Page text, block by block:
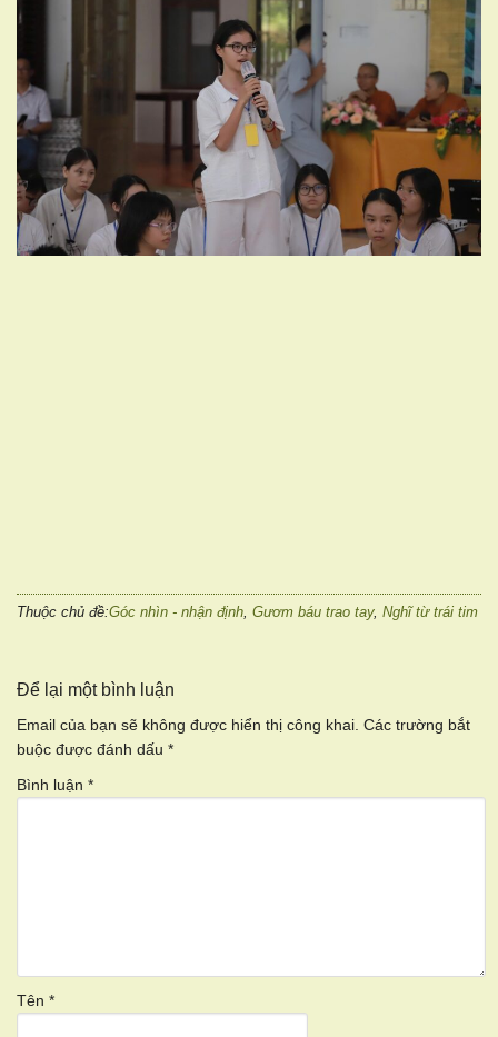
Thuộc chủ đề:Góc nhìn - nhận định, Gươm báu trao tay, Nghĩ từ trái tim
Để lại một bình luận
Email của bạn sẽ không được hiển thị công khai. Các trường bắt
buộc được đánh dấu *
Bình luận *
Tên *